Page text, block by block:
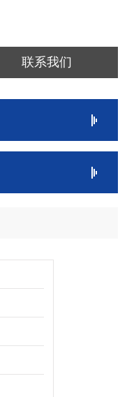
联系我们